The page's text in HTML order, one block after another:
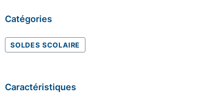
Catégories
SOLDES SCOLAIRE
Caractéristiques